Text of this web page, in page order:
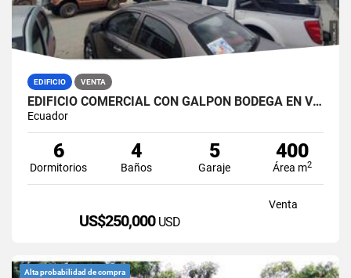
EDIFICIO VENTA
EDIFICIO COMERCIAL CON GALPÓN BODEGA EN VENTA ZONA MÉDICA DURÁN NORTE
Ecuador
6
Dormitorios
4
Baños
5
Garaje
400
Área m2
Venta
US$250,000 USD
Alta probabilidad de compra